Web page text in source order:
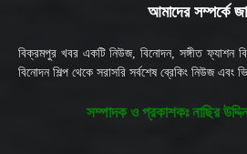
আমাদের সম্পর্কে
বিক্রমপুর খবর একটি নিউজ, বিনোদন, সঙ্গীত ফ্যাশন
বিনোদন শিল্প থেকে সরাসরি সর্বশেষ ব্রেকিং নিউজ এবং
সম্পাদক ও প্রকাশকঃ নাছির